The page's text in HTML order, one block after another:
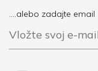
....alebo zadajte email